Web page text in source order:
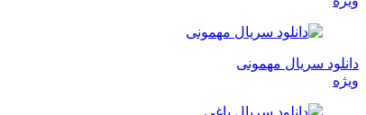
دانلود سریال مهمونی
ویژه